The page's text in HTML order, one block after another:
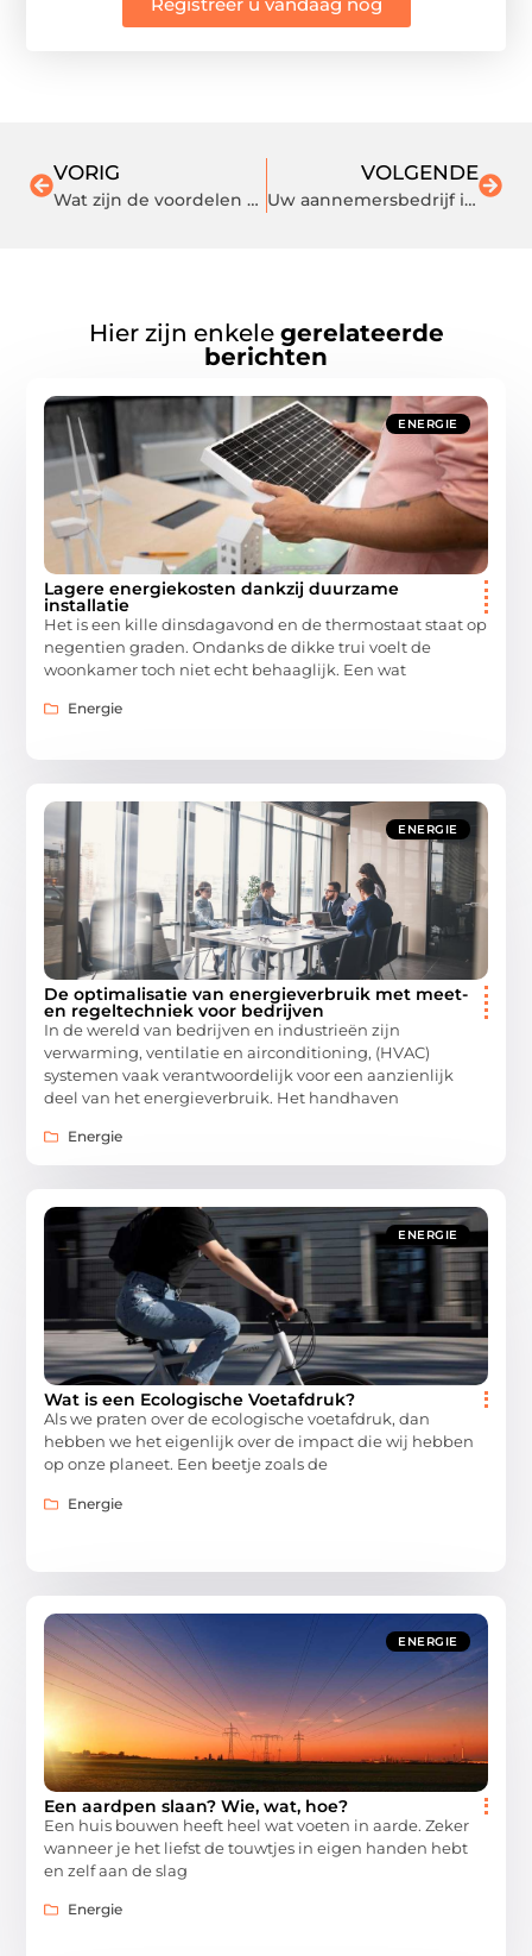
VORIG
Wat zijn de voordelen van een sauna?
VOLGENDE
Uw aannemersbedrijf in de buurt van Breda
Hier zijn enkele gerelateerde
berichten
ENERGIE
Lagere energiekosten dankzij duurzame
installatie
Het is een kille dinsdagavond en de thermostaat staat op
negentien graden. Ondanks de dikke trui voelt de
woonkamer toch niet echt behaaglijk. Een wat
Energie
ENERGIE
De optimalisatie van energieverbruik met meet-
en regeltechniek voor bedrijven
In de wereld van bedrijven en industrieën zijn
verwarming, ventilatie en airconditioning, (HVAC)
systemen vaak verantwoordelijk voor een aanzienlijk
deel van het energieverbruik. Het handhaven
Energie
ENERGIE
Wat is een Ecologische Voetafdruk?
Als we praten over de ecologische voetafdruk, dan
hebben we het eigenlijk over de impact die wij hebben
op onze planeet. Een beetje zoals de
Energie
ENERGIE
Een aardpen slaan? Wie, wat, hoe?
Een huis bouwen heeft heel wat voeten in aarde. Zeker
wanneer je het liefst de touwtjes in eigen handen hebt
en zelf aan de slag
Energie